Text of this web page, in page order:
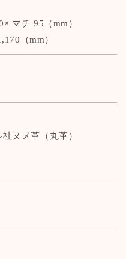
マチ 95（mm）
（mm）
ヌメ革（丸革）